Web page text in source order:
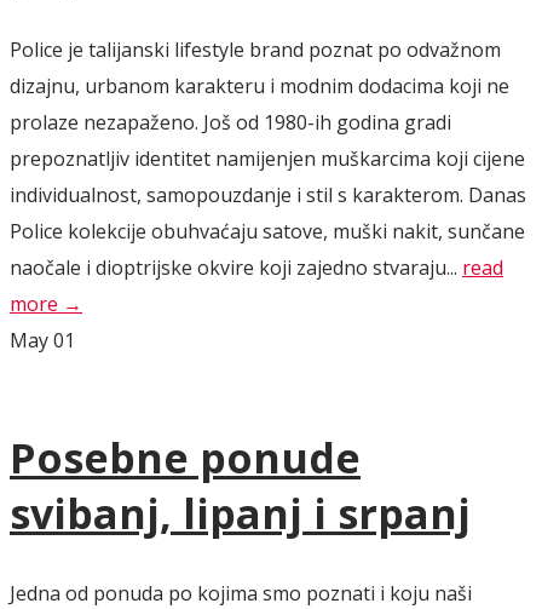
Police je talijanski lifestyle brand poznat po odvažnom
dizajnu, urbanom karakteru i modnim dodacima koji ne
prolaze nezapaženo. Još od 1980-ih godina gradi
prepoznatljiv identitet namijenjen muškarcima koji cijene
individualnost, samopouzdanje i stil s karakterom. Danas
Police kolekcije obuhvaćaju satove, muški nakit, sunčane
naočale i dioptrijske okvire koji zajedno stvaraju... read
more →
May01
Posebne ponude
svibanj, lipanj i srpanj
Jedna od ponuda po kojima smo poznati i koju naši